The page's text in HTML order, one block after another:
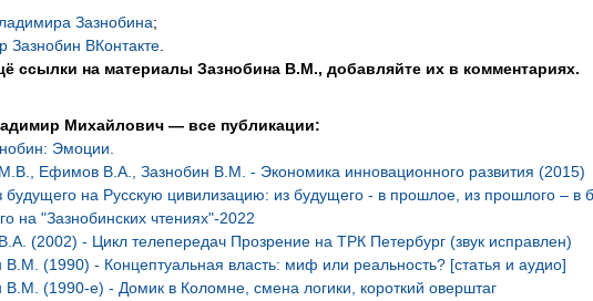
Зазнобина;
Зазнобин ВКонтакте
ссылки на материалы Зазнобина В.М., добавляйте их в комментариях.
Михайлович — все публикации:
Эмоции.
Ефимов В.А., Зазнобин В.М. - Экономика инновационного развития (2015)
будущего на Русскую цивилизацию: из будущего - в прошлое, из прошлого –
на "Зазнобинских чтениях"-2022
(2002) - Цикл телепередач Прозрение на ТРК Петербург (звук исправлен)
В.М. (1990) - Концептуальная власть: миф или реальность? [статья и аудио]
В.М. (1990-е) - Домик в Коломне, смена логики, короткий оверштаг